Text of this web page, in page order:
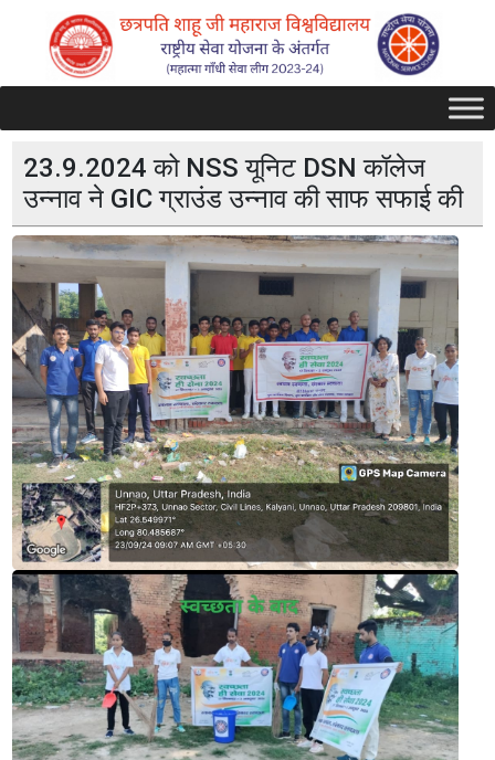
23.9.2024 को NSS यूनिट DSN कॉलेज
उन्नाव ने GIC ग्राउंड उन्नाव की साफ सफाई की